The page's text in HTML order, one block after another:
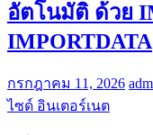
อัตโนมัติ ด้วย
IMPORTDATA
กรกฎาคม 11, 2026
ไซด์ อินเตอร์เนต